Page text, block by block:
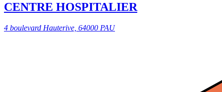
CENTRE HOSPITALIER
4 boulevard Hauterive, 64000 PAU